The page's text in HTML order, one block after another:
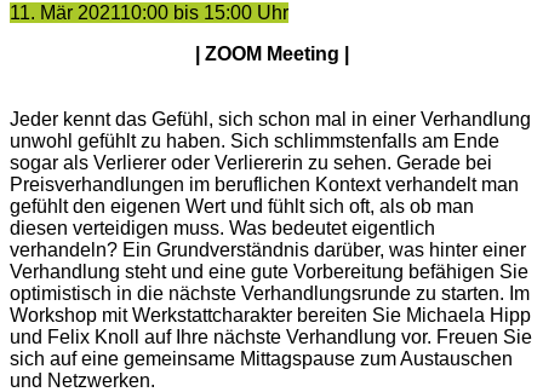
11. Mär 202110:00 bis 15:00 Uhr
| ZOOM Meeting |
Jeder kennt das Gefühl, sich schon mal in einer Verhandlung
unwohl gefühlt zu haben. Sich schlimmstenfalls am Ende
sogar als Verlierer oder Verliererin zu sehen. Gerade bei
Preisverhandlungen im beruflichen Kontext verhandelt man
gefühlt den eigenen Wert und fühlt sich oft, als ob man
diesen verteidigen muss. Was bedeutet eigentlich
verhandeln? Ein Grundverständnis darüber, was hinter einer
Verhandlung steht und eine gute Vorbereitung befähigen Sie
optimistisch in die nächste Verhandlungsrunde zu starten. Im
Workshop mit Werkstattcharakter bereiten Sie Michaela Hipp
und Felix Knoll auf Ihre nächste Verhandlung vor. Freuen Sie
sich auf eine gemeinsame Mittagspause zum Austauschen
und Netzwerken.